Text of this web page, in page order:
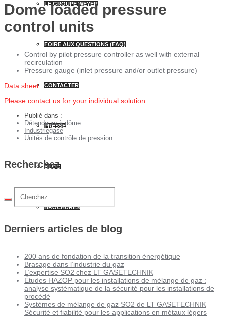
LE GROUPE WEYER
FOIRE AUX QUESTIONS (FAQ)
CONTACTER
PRESSE
BLOG
BROCHURES
Dome loaded pressure
control units
Control by pilot pressure controller as well with external
recirculation
Pressure gauge (inlet pressure and/or outlet pressure)
Data sheet…
Please contact us for your individual solution …
Publié dans :
Détendeurs à dôme
Industriegase
Unités de contrôle de pression
Recherchez
Derniers articles de blog
200 ans de fondation de la transition énergétique
Brasage dans l’industrie du gaz
L’expertise SO2 chez LT GASETECHNIK
Études HAZOP pour les installations de mélange de gaz :
analyse systématique de la sécurité pour les installations de
procédé
Systèmes de mélange de gaz SO2 de LT GASETECHNIK
Sécurité et fiabilité pour les applications en métaux légers